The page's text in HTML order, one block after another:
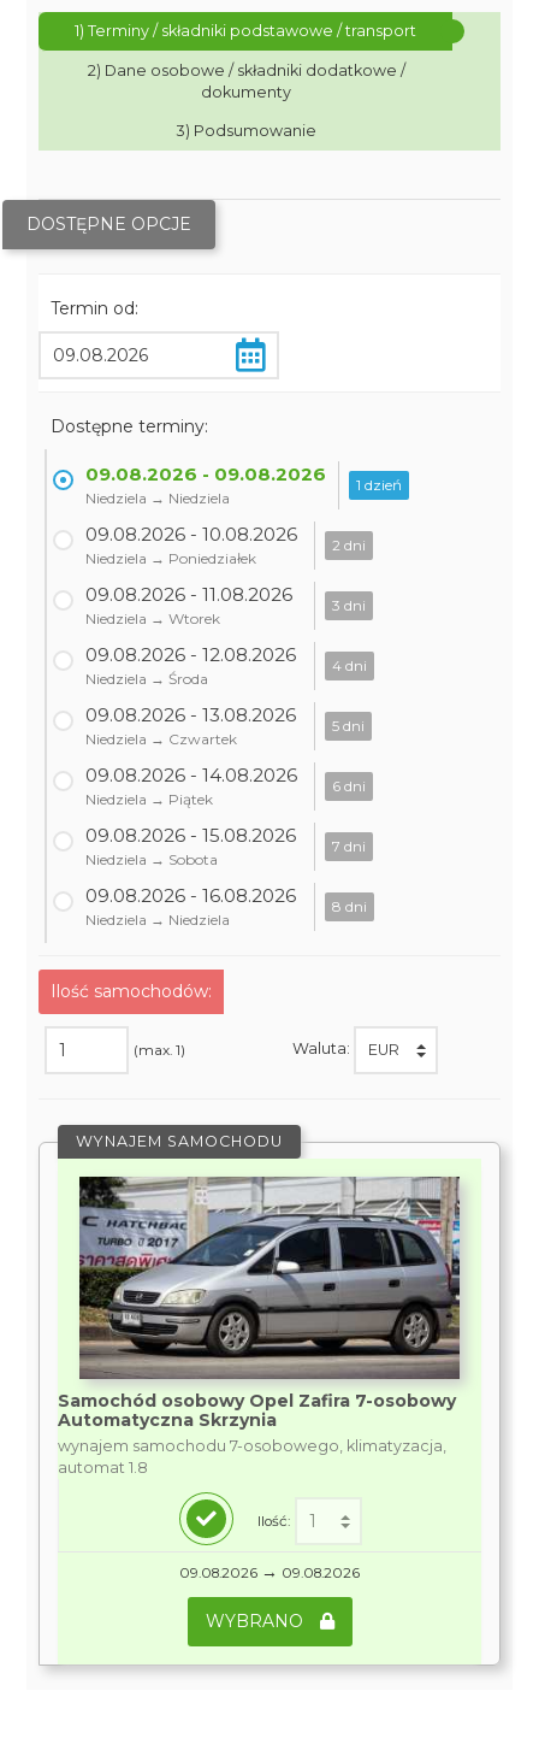
1) Terminy / składniki podstawowe / transport
2) Dane osobowe / składniki dodatkowe /
dokumenty
3) Podsumowanie
DOSTĘPNE OPCJE
Termin od:
Dostępne terminy:
09.08.2026 - 09.08.2026
Niedziela → Niedziela
1 dzień
09.08.2026 - 10.08.2026
Niedziela → Poniedziałek
2 dni
09.08.2026 - 11.08.2026
Niedziela → Wtorek
3 dni
09.08.2026 - 12.08.2026
Niedziela → Środa
4 dni
09.08.2026 - 13.08.2026
Niedziela → Czwartek
5 dni
09.08.2026 - 14.08.2026
Niedziela → Piątek
6 dni
09.08.2026 - 15.08.2026
Niedziela → Sobota
7 dni
09.08.2026 - 16.08.2026
Niedziela → Niedziela
8 dni
Ilość samochodów:
(max. 1) Waluta:
WYNAJEM SAMOCHODU
Samochód osobowy Opel Zafira 7-osobowy
Automatyczna Skrzynia
wynajem samochodu 7-osobowego, klimatyzacja,
automat 1.8
Ilość:
09.08.2026 → 09.08.2026
WYBRANO